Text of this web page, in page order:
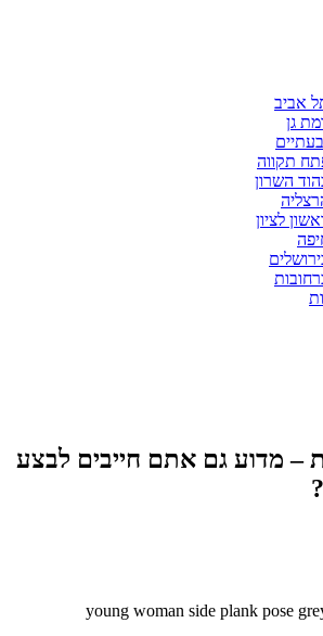
אביב
גן
תקווה
השרון
לציון
– מדוע גם אתם חייבים לבצע